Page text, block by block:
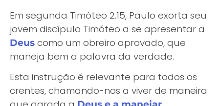
Em segunda Timóteo 2.15, Paulo exorta seu
jovem discípulo Timóteo a se apresentar a
Deus como um obreiro aprovado, que
maneja bem a palavra da verdade.
Esta instrução é relevante para todos os
crentes, chamando-nos a viver de maneira